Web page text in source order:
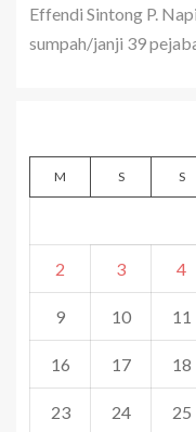
Effendi Sintong P.
sumpah/janji 39
M S S
2 3 4
9 10 11
16 17 18
23 24 25